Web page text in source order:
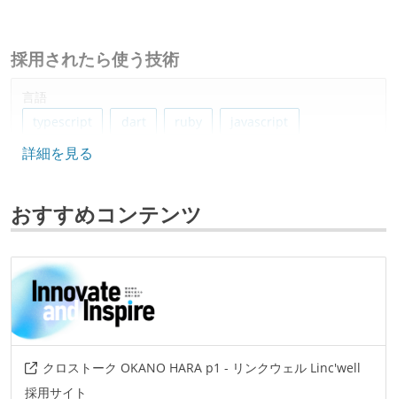
採用されたら使う技術
言語
typescript
dart ruby javascript
フレームワーク
データベース
postgresql
bigquery
ソースコード管理
git
プロジェクト管理
github
詳細を見る
おすすめコンテンツ
クロストーク OKANO HARA p1 - リンクウェル Linc'well
採用サイト